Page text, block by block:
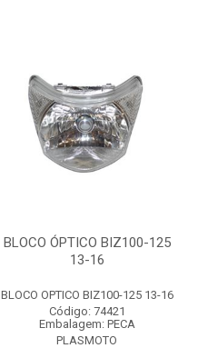
BLOCO ÓPTICO BIZ100-125
13-16
BLOCO OPTICO BIZ100-125 13-16
Código: 74421
Embalagem: PECA
PLASMOTO